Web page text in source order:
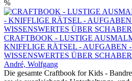
%
CRAFTBOOK - LUSTIGE
KNIFFLIGE RÄTSEL - AUFGABEN
WISSENSWERTES ÜBER
André, Wolfgang
Die gesamte Craftbook for Kids -